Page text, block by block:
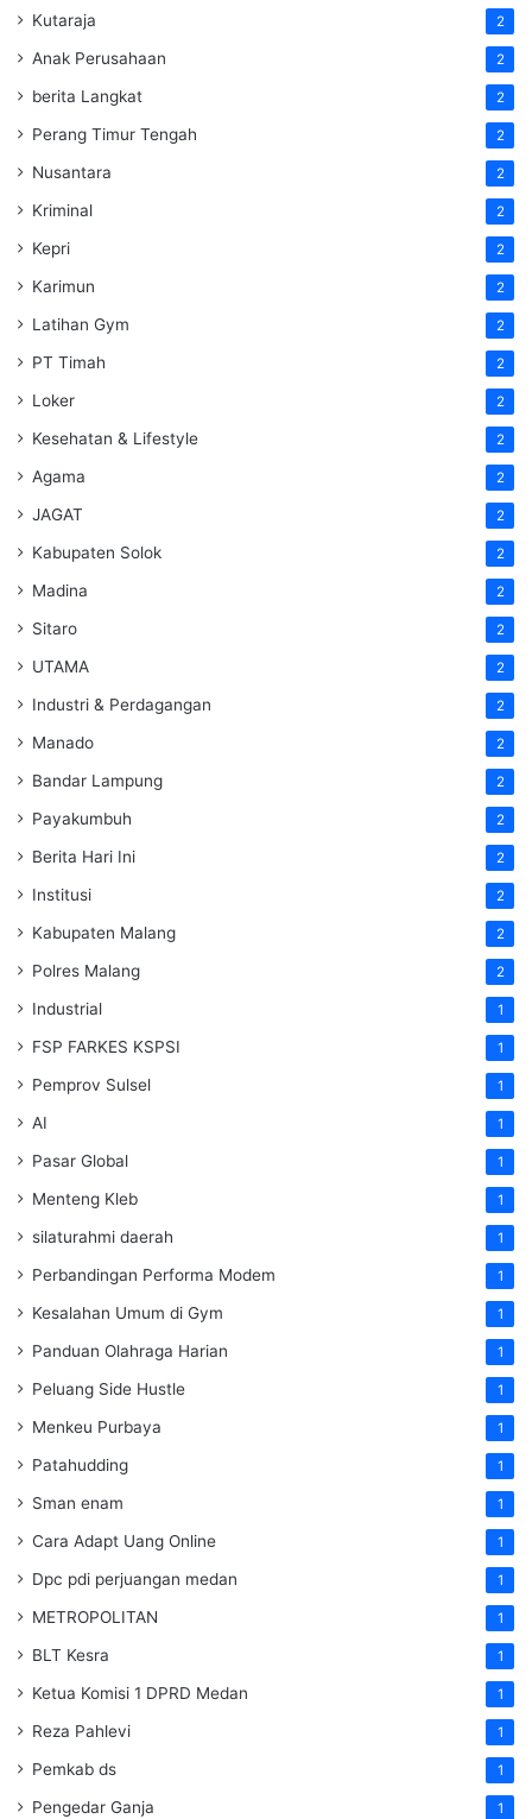
Kutaraja 2
Anak Perusahaan 2
berita Langkat 2
Perang Timur Tengah 2
Nusantara 2
Kriminal 2
Kepri 2
Karimun 2
Latihan Gym 2
PT Timah 2
Loker 2
Kesehatan & Lifestyle 2
Agama 2
JAGAT 2
Kabupaten Solok 2
Madina 2
Sitaro 2
UTAMA 2
Industri & Perdagangan 2
Manado 2
Bandar Lampung 2
Payakumbuh 2
Berita Hari Ini 2
Institusi 2
Kabupaten Malang 2
Polres Malang 2
Industrial 1
FSP FARKES KSPSI 1
Pemprov Sulsel 1
AI 1
Pasar Global 1
Menteng Kleb 1
silaturahmi daerah 1
Perbandingan Performa Modem 1
Kesalahan Umum di Gym 1
Panduan Olahraga Harian 1
Peluang Side Hustle 1
Menkeu Purbaya 1
Patahudding 1
Sman enam 1
Cara Adapt Uang Online 1
Dpc pdi perjuangan medan 1
METROPOLITAN 1
BLT Kesra 1
Ketua Komisi 1 DPRD Medan 1
Reza Pahlevi 1
Pemkab ds 1
Pengedar Ganja 1